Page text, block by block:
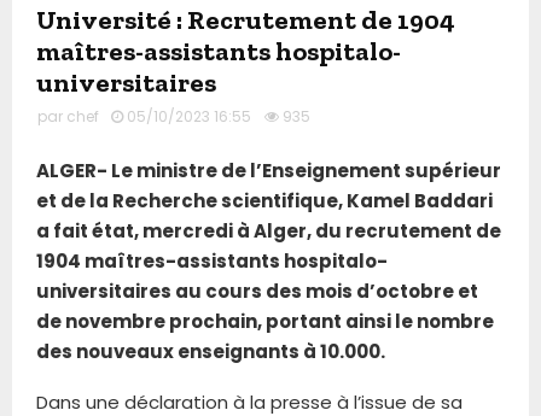
Université : Recrutement de 1904
maîtres-assistants hospitalo-
universitaires
par chef 05/10/2023 16:55 935
ALGER- Le ministre de l’Enseignement supérieur
et de la Recherche scientifique, Kamel Baddari
a fait état, mercredi à Alger, du recrutement de
1904 maîtres-assistants hospitalo-
universitaires au cours des mois d’octobre et
de novembre prochain, portant ainsi le nombre
des nouveaux enseignants à 10.000.
Dans une déclaration à la presse à l’issue de sa